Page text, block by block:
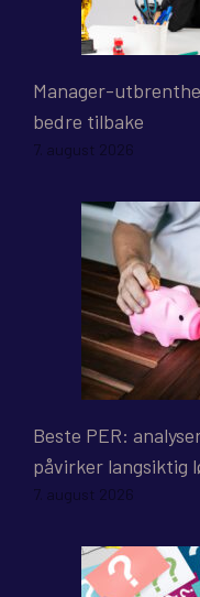
Manager-
bedre tilbake
7. august 2026
Beste PER:
påvirker langsiktig
7. august 2026